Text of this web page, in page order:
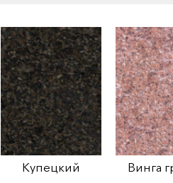
Купецкий Винга